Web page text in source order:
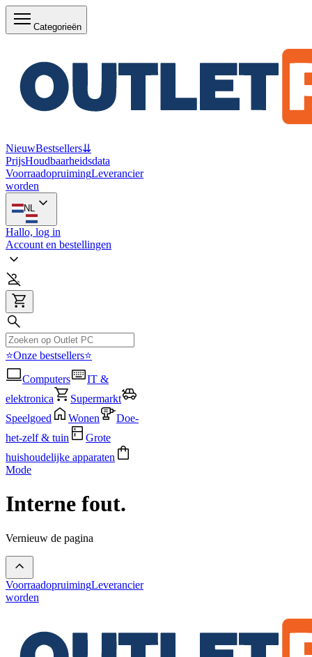
Categorieën
NieuwBestsellers⇊
PrijsHoudbaarheidsdata
VoorraadopruimingLeverancier
worden
NL
Hallo, log in
Account en bestellingen
⭐Onze bestsellers⭐
Computers
IT &
elektronica
Supermarkt
Speelgoed
Wonen
Doe-
het-zelf & tuin
Grote
huishoudelijke apparaten
Mode
Interne fout.
Vernieuw de pagina
VoorraadopruimingLeverancier
worden